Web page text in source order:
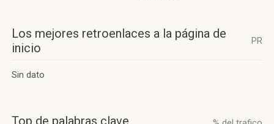
Los mejores retroenlaces a la página de
inicio
PR
Sin dato
Top de palabras clave